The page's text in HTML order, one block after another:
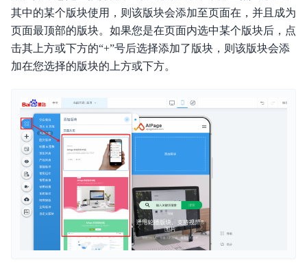
其中的某个版块使用，则该版块会添加至页面在，并且成为
页面最顶部的版块。如果您是在页面内选中某个版块后，点
击其上方或下方的“+”号后选择添加了版块，则该版块会添
加在您选择的版块的上方或下方。